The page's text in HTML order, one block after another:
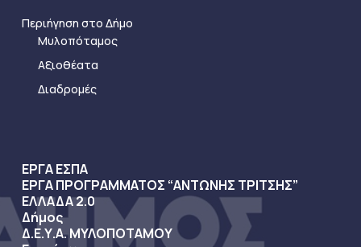
Περιήγηση στο Δήμο
Μυλοπόταμος
Αξιοθέατα
Διαδρομές
ΕΡΓΑ ΕΣΠΑ
ΕΡΓΑ ΠΡΟΓΡΑΜΜΑΤΟΣ “ΑΝΤΩΝΗΣ ΤΡΙΤΣΗΣ”
ΕΛΛΑΔΑ 2.0
Δήμος
Δ.Ε.Υ.Α. ΜΥΛΟΠΟΤΑΜΟΥ